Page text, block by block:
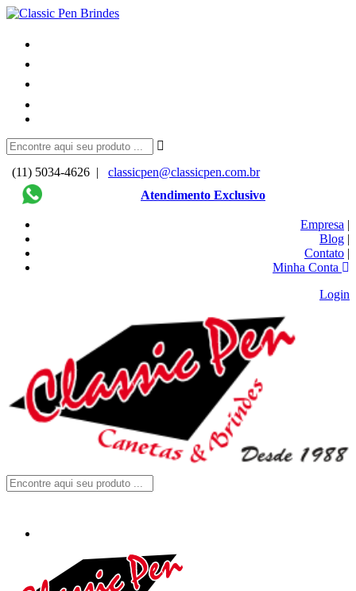
(11) 5034-4626 |
classicpen@classicpen.com.br
Atendimento Exclusivo
Empresa |
Blog |
Contato |
Minha Conta
Login